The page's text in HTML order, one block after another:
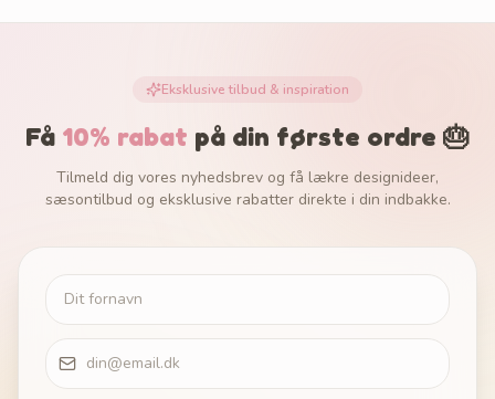
Eksklusive tilbud & inspiration
Få 10% rabat på din første ordre 🎂
Tilmeld dig vores nyhedsbrev og få lækre designideer,
sæsontilbud og eksklusive rabatter direkte i din indbakke.